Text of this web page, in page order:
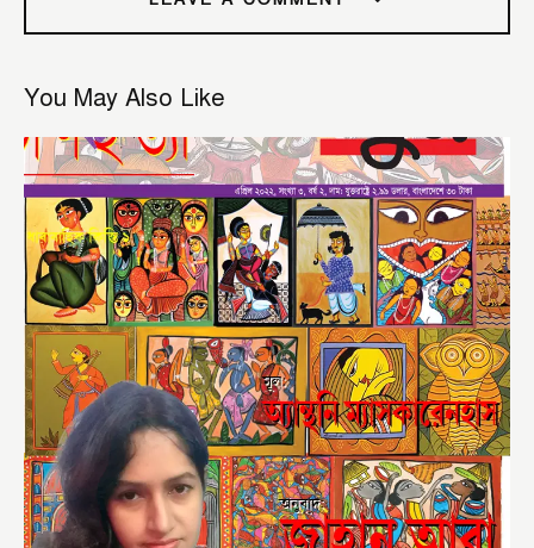
You May Also Like